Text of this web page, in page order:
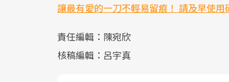
讓最有愛的一刀不輕易留痕！ 請及早使
責任編輯：陳宛欣
核稿編輯：呂宇真